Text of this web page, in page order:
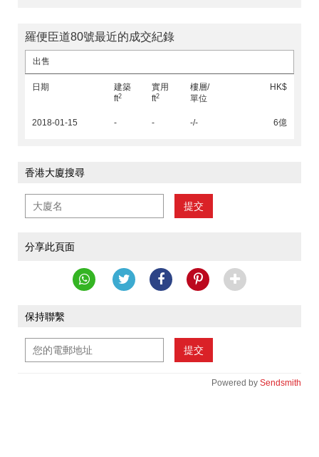
羅便臣道80號最近的成交紀錄
出售
日期
建築
ft2
實用
ft2
樓層/
單位
HK$
2018-01-15 - - -/- 6億
香港大廈搜尋
提交
分享此頁面
保持聯繫
提交
Powered by Sendsmith